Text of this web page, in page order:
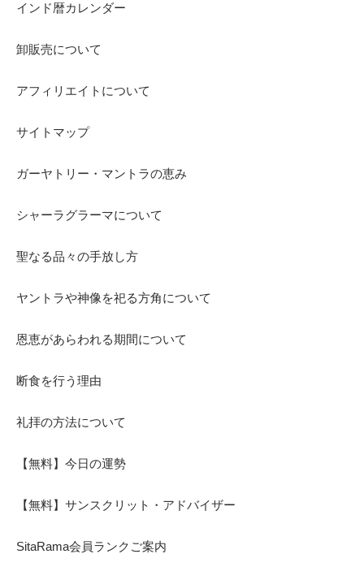
インド暦カレンダー
卸販売について
アフィリエイトについて
サイトマップ
ガーヤトリー・マントラの恵み
シャーラグラーマについて
聖なる品々の手放し方
ヤントラや神像を祀る方角について
恩恵があらわれる期間について
断食を行う理由
礼拝の方法について
【無料】今日の運勢
【無料】サンスクリット・アドバイザー
SitaRama会員ランクご案内